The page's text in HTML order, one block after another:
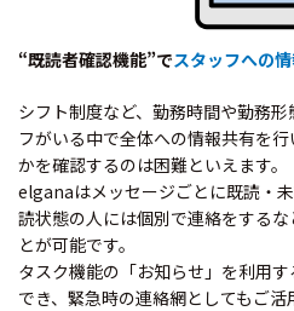
“既読者確認機能”でスタッフへの
シフト制度など、勤務時間や勤務
フがいる中で全体への情報共有を
かを確認するのは困難といえます。
elganaはメッセージごとに既読・
読状態の人には個別で連絡をする
とが可能です。
タスク機能の「お知らせ」を利用
でき、緊急時の連絡網としてもご活